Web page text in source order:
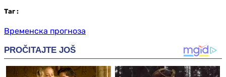
Таг :
Временска прогноза